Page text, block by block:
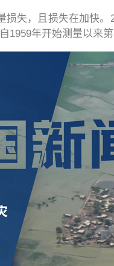
失，且损失在加快
年开始测量以来